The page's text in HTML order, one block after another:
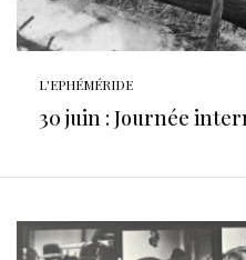
L'EPHÉMÉRIDE
30 juin : Journée